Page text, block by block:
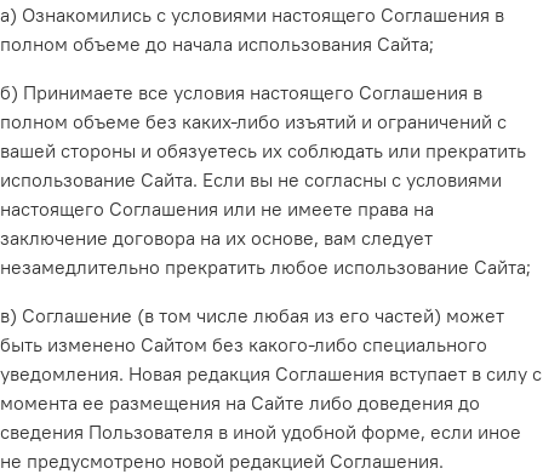
а) Ознакомились с условиями настоящего Соглашения в
полном объеме до начала использования Сайта;
б) Принимаете все условия настоящего Соглашения в
полном объеме без каких-либо изъятий и ограничений с
вашей стороны и обязуетесь их соблюдать или прекратить
использование Сайта. Если вы не согласны с условиями
настоящего Соглашения или не имеете права на
заключение договора на их основе, вам следует
незамедлительно прекратить любое использование Сайта;
в) Соглашение (в том числе любая из его частей) может
быть изменено Сайтом без какого-либо специального
уведомления. Новая редакция Соглашения вступает в силу с
момента ее размещения на Сайте либо доведения до
сведения Пользователя в иной удобной форме, если иное
не предусмотрено новой редакцией Соглашения.